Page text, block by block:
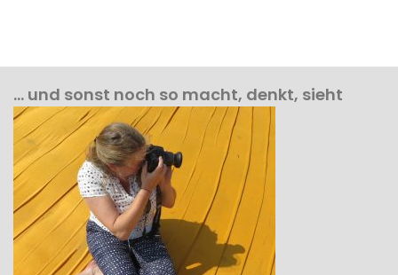
… und sonst noch so macht, denkt, sieht